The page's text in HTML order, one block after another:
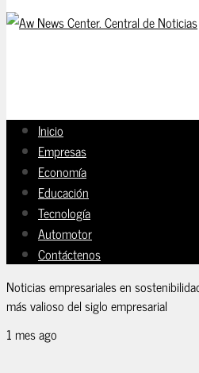
Inicio
Empresas
Economía
Educación
Tecnología
Automotor
Contáctenos
Noticias empresariales en
más valioso del siglo empresarial
1 mes ago